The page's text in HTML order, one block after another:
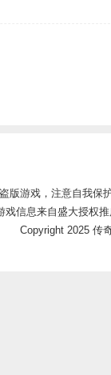
版游戏，注意自我保
戏信息来自盛大授权
Copyright 2025 传